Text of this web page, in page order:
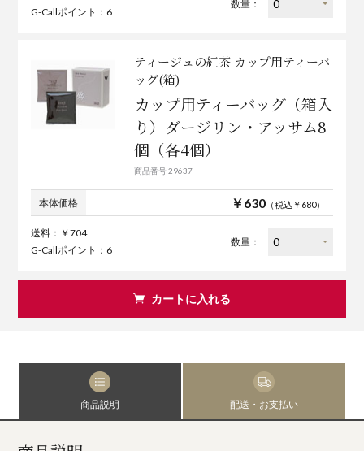
G-Callポイント：6
数量：
ティージュの紅茶 カップ用ティーバ
ッグ(箱)
カップ用ティーバッグ（箱入
り）ダージリン・アッサム8
個（各4個）
商品番号 29637
本体価格 ￥630（税込￥680）
送料：￥704
G-Callポイント：6
数量：
カートに入れる
商品説明 配送・お支払い